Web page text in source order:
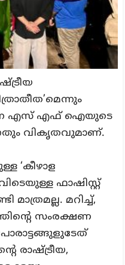
എസ് എഫ് ഐയുടെ
വികൃതവുമാണ്.
‘കീഴാള
ഫാഷിസ്റ്റ്
മാത്രമല്ല. മറിച്ച്,
സംരക്ഷണ
രാഷ്ട്രീയ,